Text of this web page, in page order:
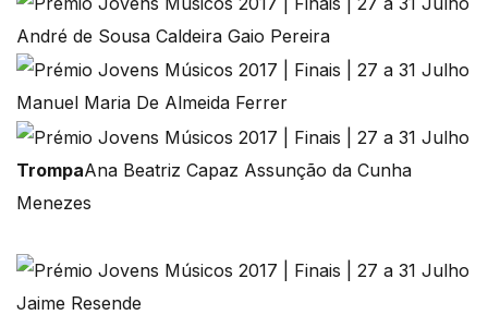
André de Sousa Caldeira Gaio Pereira
Manuel Maria De Almeida Ferrer
TrompaAna Beatriz Capaz Assunção da Cunha
Menezes
Jaime Resende